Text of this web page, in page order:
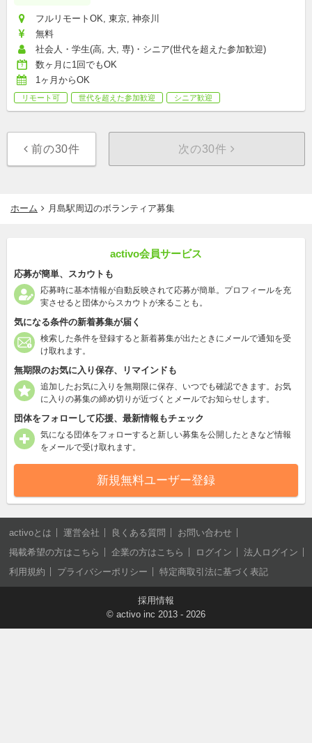
フルリモートOK, 東京, 神奈川
無料
社会人・学生(高, 大, 専)・シニア(世代を超えた参加歓迎)
数ヶ月に1回でもOK
1ヶ月からOK
リモート可 世代を超えた参加歓迎 シニア歓迎
前の30件 次の30件
ホーム 月島駅周辺のボランティア募集
activo会員サービス
応募が簡単、スカウトも
応募時に基本情報が自動反映されて応募が簡単。プロフィールを充
実させると団体からスカウトが来ることも。
気になる条件の新着募集が届く
検索した条件を登録すると新着募集が出たときにメールで通知を受
け取れます。
無期限のお気に入り保存、リマインドも
追加したお気に入りを無期限に保存、いつでも確認できます。お気
に入りの募集の締め切りが近づくとメールでお知らせします。
団体をフォローして応援、最新情報もチェック
気になる団体をフォローすると新しい募集を公開したときなど情報
をメールで受け取れます。
新規無料ユーザー登録
activoとは 運営会社 良くある質問
お問い合わせ
掲載希望の方はこちら
企業の方はこちら ログイン
法人ログイン
利用規約
プライバシーポリシー 特定商取引法に基づく表記
採用情報
© activo inc 2013 - 2026